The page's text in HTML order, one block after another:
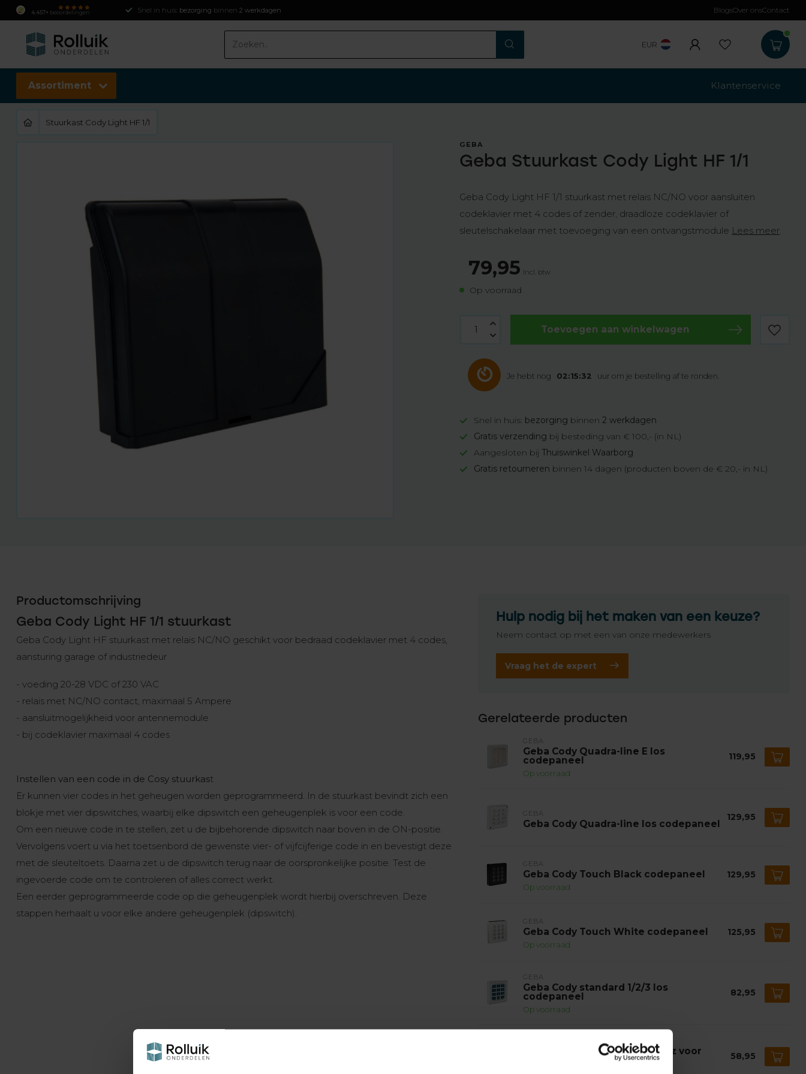
4.457+ beoordelingen Snel in huis: bezorging binnen 2 werkdagen Gratis verzending
BlogsOver onsContact
EUR
Assortiment Klantenservice
Stuurkast Cody Light HF 1/1
GEBA
Geba Stuurkast Cody Light HF 1/1
Geba Cody Light HF 1/1 stuurkast met relais NC/NO voor aansluiten
codeklavier met 4 codes of zender, draadloze codeklavier of
sleutelschakelaar met toevoeging van een ontvangstmodule Lees meer.
79,95 Incl. btw
Op voorraad
Toevoegen aan winkelwagen
Je hebt nog 02:15:31 uur om je bestelling af te ronden.
Snel in huis: bezorging binnen2 werkdagen
Gratis verzending bij besteding van € 100,- (in NL)
Aangesloten bijThuiswinkel Waarborg
Gratis retourneren binnen 14 dagen (producten boven de € 20,- in NL)
Productomschrijving
Geba Cody Light HF 1/1 stuurkast
Geba Cody Light HF stuurkast met relais NC/NO geschikt voor bedraad codeklavier met 4 codes,
aansturing garage of industriedeur
- voeding 20-28 VDC of 230 VAC
- relais met NC/NO contact, maximaal 5 Ampere
- aansluitmogelijkheid voor antennemodule
- bij codeklavier maximaal 4 codes
Instellen van een code in de Cosy stuurkast
Er kunnen vier codes in het geheugen worden geprogrammeerd. In de stuurkast bevindt zich een
blokje met vier dipswitches, waarbij elke dipswitch een geheugenplek is voor een code.
Om een nieuwe code in te stellen, zet u de bijbehorende dipswitch naar boven in de ON-positie.
Vervolgens voert u via het toetsenbord de gewenste vier- of vijfcijferige code in en bevestigt deze
met de sleuteltoets. Daarna zet u de dipswitch terug naar de oorspronkelijke positie. Test de
ingevoerde code om te controleren of alles correct werkt.
Een eerder geprogrammeerde code op die geheugenplek wordt hierbij overschreven. Deze
stappen herhaalt u voor elke andere geheugenplek (dipswitch).
Hulp nodig bij het maken van een keuze?
Neem contact op met een van onze medewerkers
Vraag het de expert
Gerelateerde producten
GEBA
Geba Cody Quadra-line E los
codepaneel
Op voorraad
119,95
GEBA
Geba Cody Quadra-line los codepaneel
129,95
GEBA
Geba Cody Touch Black codepaneel
Op voorraad
129,95
GEBA
Geba Cody Touch White codepaneel
Op voorraad
125,95
GEBA
Geba Cody standard 1/2/3 los
codepaneel
Op voorraad
82,95
Geba Ontvangerprint 868 MHz voor
Geba Cody stuurkast 58,95